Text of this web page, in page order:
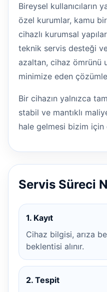
Bireysel kullanıcıların
özel kurumlar, kamu
cihazlı kurumsal
teknik servis desteği
azaltan, cihaz ömrünü
minimize eden
Bir cihazın yalnızca
stabil ve mantıklı
hale gelmesi bizim için
Servis Süreci
1. Kayıt
Cihaz bilgisi, arıza
beklentisi alınır.
2. Tespit